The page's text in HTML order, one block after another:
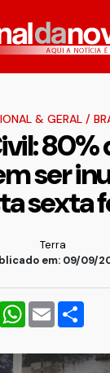
& GERAL/
ser
sexta
Terra
em: 09/09/
PinterestWhatsApp
Email